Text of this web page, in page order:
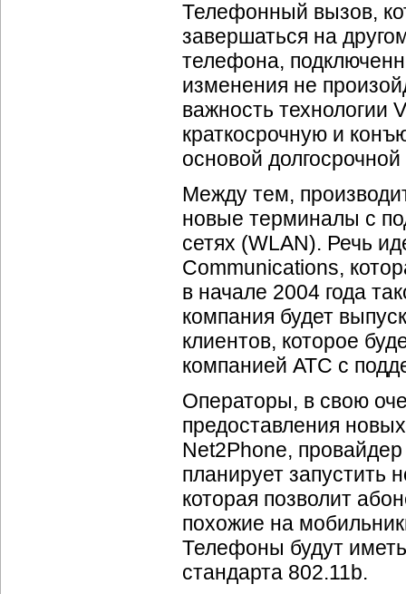
Телефонный вызов,
завершаться на
телефона,
изменения не
важность технологии
краткосрочную и
основой долгосрочной
Между тем,
новые терминалы с
сетях (WLAN). Речь
Communications,
в начале 2004 года
компания будет
клиентов, которое
компанией АТС с
Операторы, в свою
предоставления
Net2Phone,
планирует запустить
которая позволит
похожие на
Телефоны будут иметь
стандарта 802.11b.